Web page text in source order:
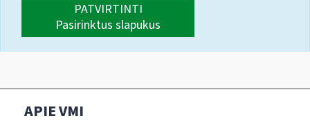
PATVIRTINTI
Pasirinktus slapukus
APIE VMI